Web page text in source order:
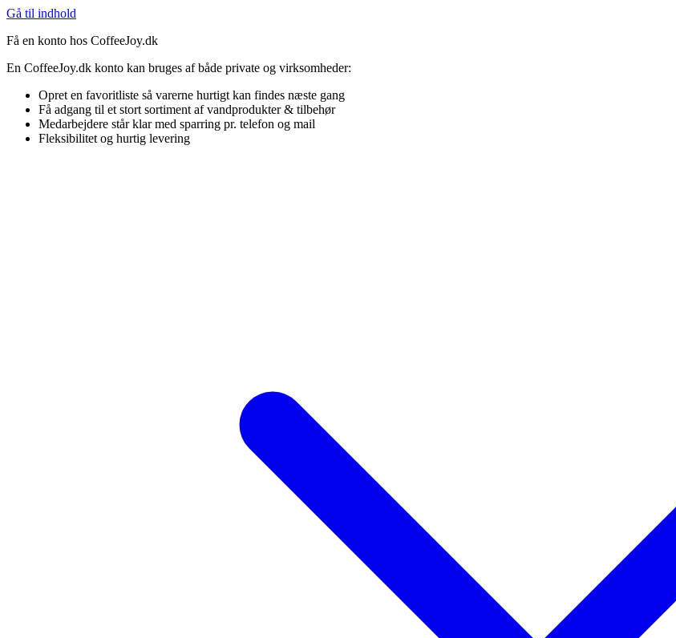
Gå til indhold
Få en konto hos CoffeeJoy.dk
En CoffeeJoy.dk konto kan bruges af både private og virksomheder:
Opret en favoritliste så varerne hurtigt kan findes næste gang
Få adgang til et stort sortiment af vandprodukter & tilbehør
Medarbejdere står klar med sparring pr. telefon og mail
Fleksibilitet og hurtig levering